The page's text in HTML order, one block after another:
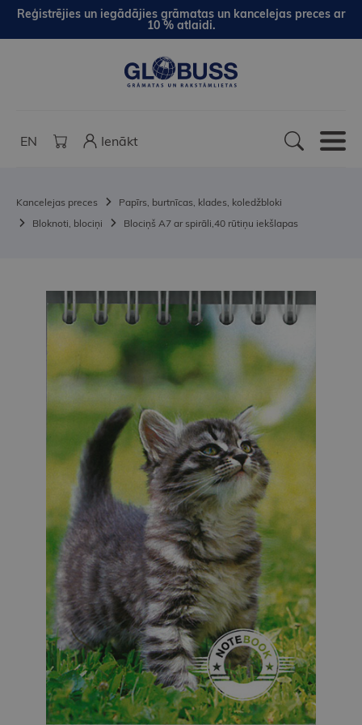
Reģistrējies un iegādājies grāmatas un kancelejas preces ar
10 % atlaidi.
EN Ienākt
Kancelejas preces
Papīrs, burtnīcas, klades, koledžbloki
Bloknoti, blociņi
Blociņš A7 ar spirāli,40 rūtiņu iekšlapas